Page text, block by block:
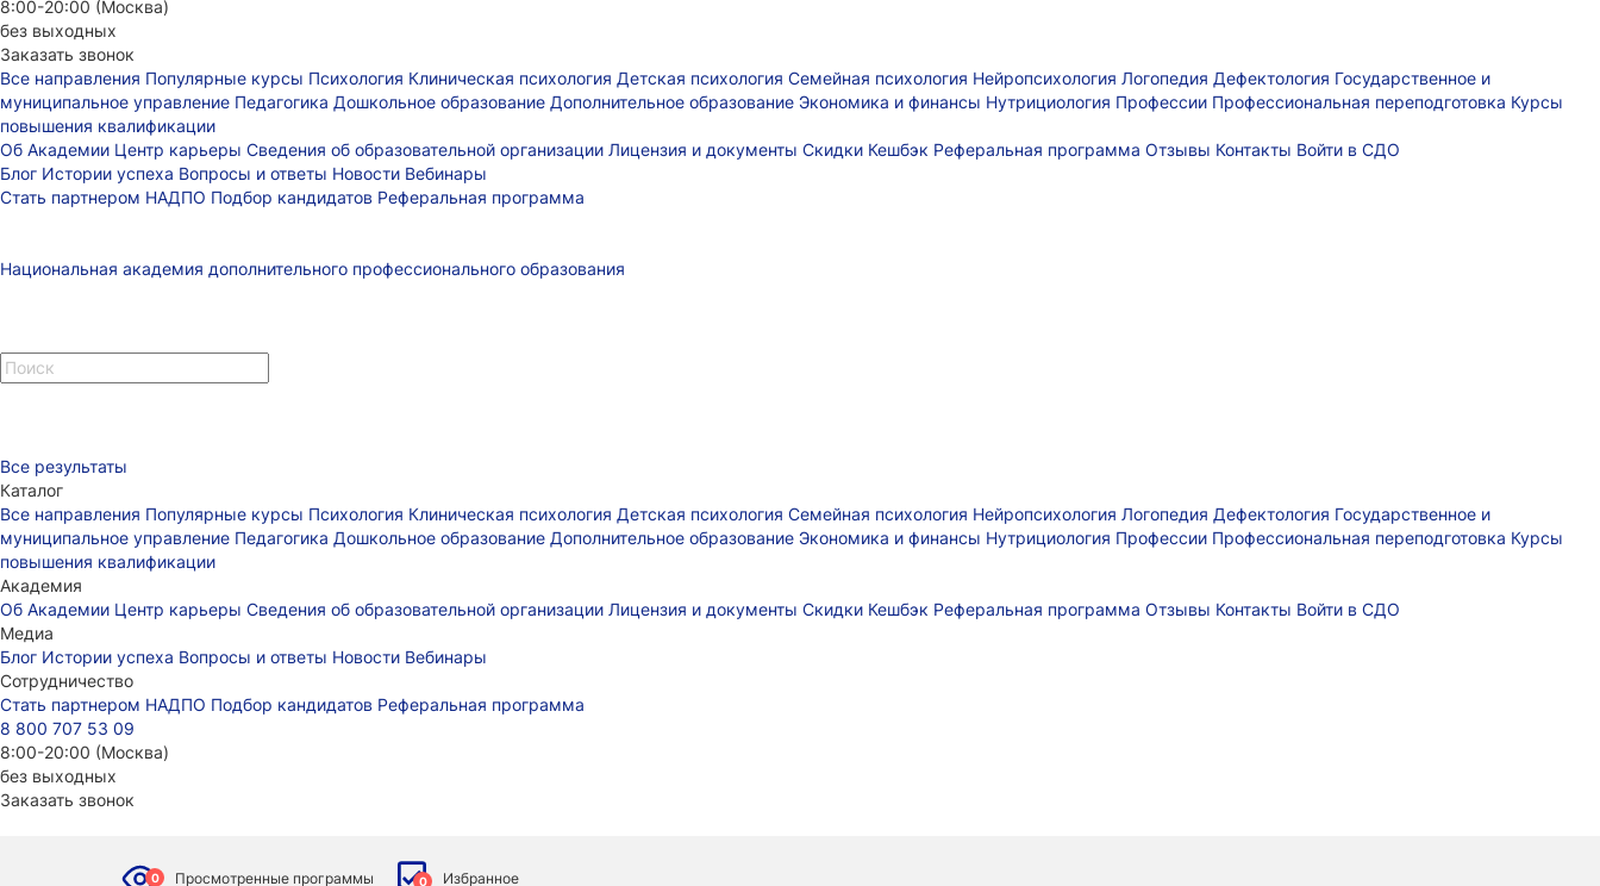
8:00-20:00 (Москва)
без выходных
Заказать звонок
Все направления Популярные курсы Психология Клиническая психология Детская психология Семейная психология Нейропсихология Логопедия Дефектология Государственное и
муниципальное управление Педагогика Дошкольное образование Дополнительное образование Экономика и финансы Нутрициология Профессии Профессиональная переподготовка Курсы
повышения квалификации
Об Академии Центр карьеры Сведения об образовательной организации Лицензия и документы Скидки Кешбэк Реферальная программа Отзывы Контакты Войти в СДО
Блог Истории успеха Вопросы и ответы Новости Вебинары
Стать партнером НАДПО Подбор кандидатов Реферальная программа
Национальная академия дополнительного профессионального образования
Все результаты
Каталог
Все направления Популярные курсы Психология Клиническая психология Детская психология Семейная психология Нейропсихология Логопедия Дефектология Государственное и
муниципальное управление Педагогика Дошкольное образование Дополнительное образование Экономика и финансы Нутрициология Профессии Профессиональная переподготовка Курсы
повышения квалификации
Академия
Об Академии Центр карьеры Сведения об образовательной организации Лицензия и документы Скидки Кешбэк Реферальная программа Отзывы Контакты Войти в СДО
Медиа
Блог Истории успеха Вопросы и ответы Новости Вебинары
Сотрудничество
Стать партнером НАДПО Подбор кандидатов Реферальная программа
8 800 707 53 09
8:00-20:00 (Москва)
без выходных
Заказать звонок
0 Просмотренные программы 0 Избранное